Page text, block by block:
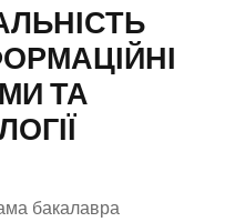
ТА
бакалавра